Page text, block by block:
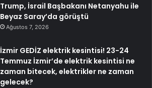
Trump, İsrail Başbakanı Netanyahu ile
Beyaz Saray’da görüştü
Ağustos 7, 2026
İzmir GEDİZ elektrik kesintisi! 23-24
Temmuz İzmir’de elektrik kesintisi ne
zaman bitecek, elektrikler ne zaman
gelecek?